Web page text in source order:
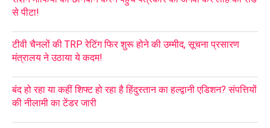
से पीटा!
टीवी चैनलों की TRP रेटिंग फिर शुरू होने की उम्मीद, सूचना प्रसारण
मंत्रालय ने उठाया ये कदम!
बंद हो रहा या कहीं शिफ्ट हो रहा है हिंदुस्तान का हल्द्वानी एडिशन? संपत्तियों
की नीलामी का टेंडर जारी